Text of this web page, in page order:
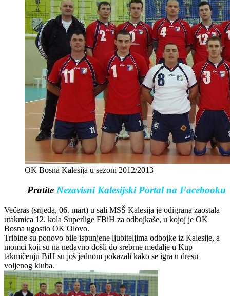
OK Bosna Kalesija u sezoni 2012/2013
Pratite Nezavisni Kalesijski Portal na Facebooku
Večeras (srijeda, 06. mart) u sali MSŠ Kalesija je odigrana zaostala
utakmica 12. kola Superlige FBiH za odbojkaše, u kojoj je OK
Bosna ugostio OK Olovo.
Tribine su ponovo bile ispunjene ljubiteljima odbojke iz Kalesije, a
momci koji su na nedavno došli do srebrne medalje u Kup
takmičenju BiH su još jednom pokazali kako se igra u dresu
voljenog kluba.